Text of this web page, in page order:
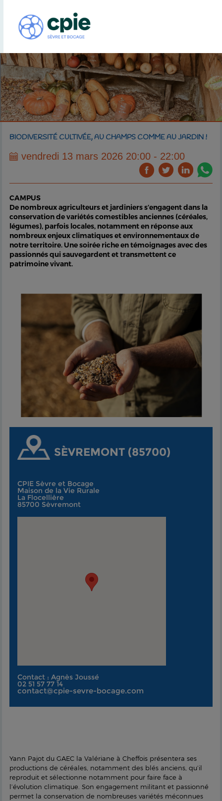
BIODIVERSITÉ CULTIVÉE, AU CHAMPS COMME AU JARDIN !
vendredi 13 mars 2026 20:00 - 22:00
CAMPUS
De nombreux agriculteurs et jardiniers s’engagent dans la
conservation de variétés comestibles anciennes (céréales,
légumes), parfois locales, notamment en réponse aux
nombreux enjeux climatiques et environnementaux de
notre territoire. Une soirée riche en témoignages avec des
passionnés qui sauvegardent et transmettent ce
patrimoine vivant.
SÈVREMONT (85700)
CPIE Sèvre et Bocage
Maison de la Vie Rurale
La Flocellière
85700 Sèvremont
Contact : Agnès Joussé
02 51 57 77 14
contact@cpie-sevre-bocage.com
Yann Pajot du GAEC la Valériane à Cheffois présentera ses
productions de céréales, notamment des blés anciens, qu’il
reproduit et sélectionne notamment pour faire face à
l’évolution climatique. Son engagement militant et passionné
permet la conservation de nombreuses variétés méconnues